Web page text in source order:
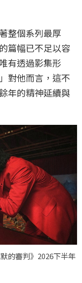
整個系列最厚
篇幅已不足以容
有透過影集形
對他而言，這不
年的精神延續與
的審判》2026下半年